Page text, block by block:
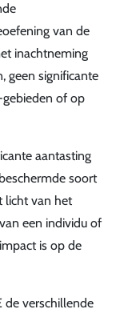
van de
inachtneming
geen significante
of op
aantasting
soort
licht van het
een individu of
is op de
de verschillende